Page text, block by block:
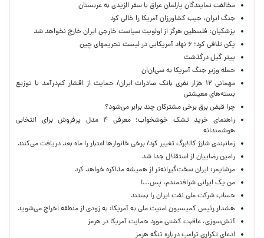
مخالفت نمایندگان پارلمان عراق با سفر الزیدی به عربستان
جنگ ایران، جیب کشاورزان آمریکا را خالی کرد
پزشکیان: فلسطین هرگز از اولویت سیاست خارجی ایران خارج نخواهد شد
پکن تلافی کرد؛ ۶ نهاد آمریکایی در لیست تحریمهای چین
پیتر گیل درگذشت
حمله وزیر جنگ آمریکا به سی‌ان‌ان
مهمانی ۱۲ هزار نفری بانک صادرات ایران/ حمایت از اقشار کم‌درآمد با توزیع
بسته‌های معیشتی
چرا قبض برق برخی مشترکان چند برابر می‌شود؟
راهنمای خرید تشک خوشخواب؛ معرفی ۴ مدل پرفروش برای انتخابی
هوشمندانه
زمانبندی شارژ کالابرگ تغییر کرد/ برخی خانوارها اعتبار را ماه بعد دریافت می‌کنند
رامین رضاییان از استقلال جدا شد
مرشایمر: ایران سخت‌گیرانه‌تر از همیشه مذاکره خواهد کرد
من یک ایرانی شرافتمندم، پس...!
حساب‌ شرکت ملی نفت ایران را بستند
هشدار رئیس کمیسیون امنیت ملی به آمریکا: به زودی از منطقه اخراج می‌شوید
آتش‌سوزی، عاقبت کشتی مورد حمایت آمریکا در هرمز
ادعای تکراری ترامپ درباره تنگه هرمز